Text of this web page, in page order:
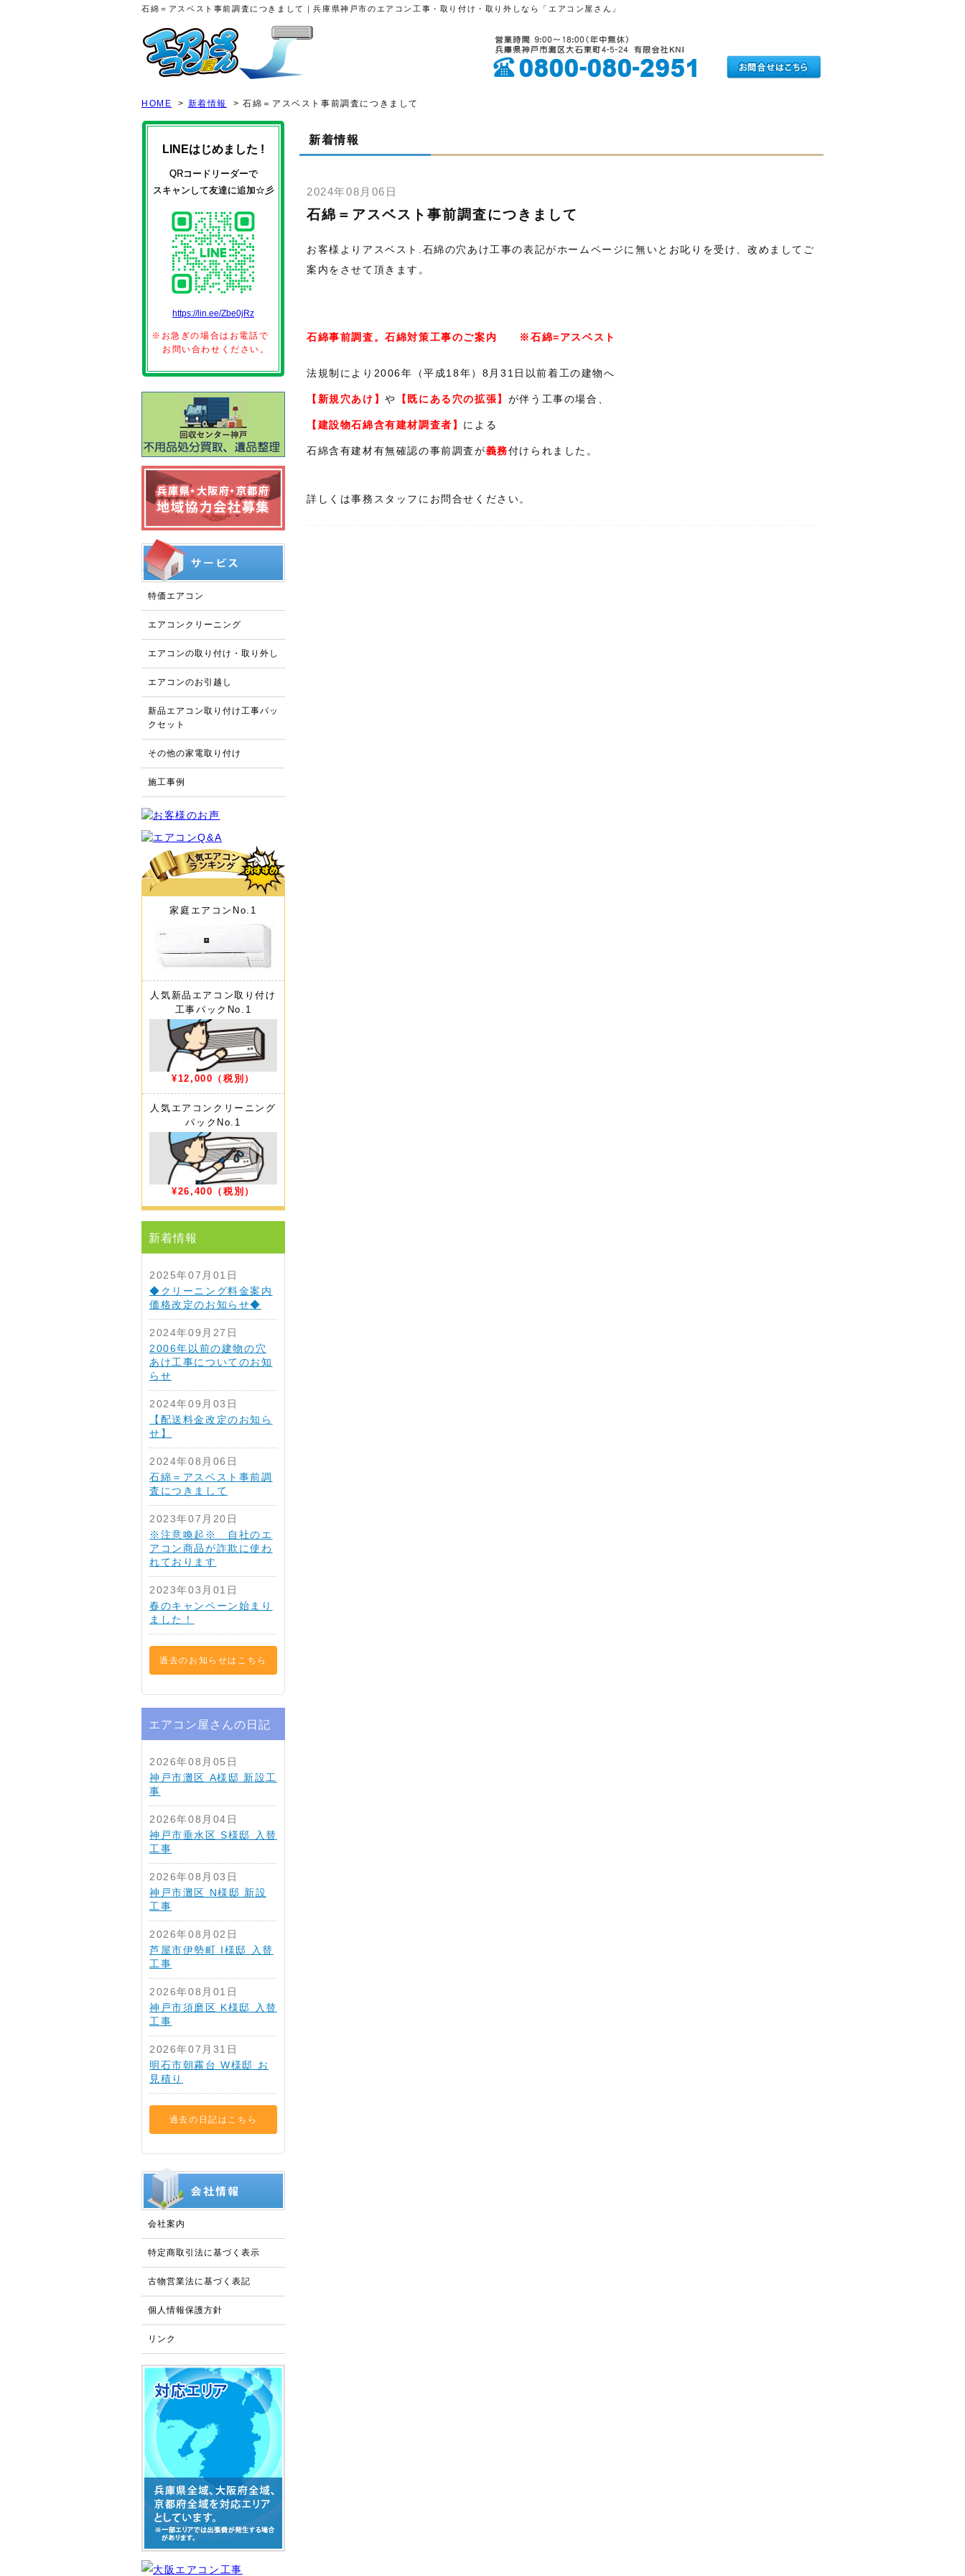
石綿＝アスベスト事前調査につきまして｜兵庫県神戸市のエアコン工事・取り付け・取り外しなら「エアコン屋さん」
HOME > 新着情報 > 石綿＝アスベスト事前調査につきまして
新着情報
2024年08月06日
石綿＝アスベスト事前調査につきまして
お客様よりアスベスト.石綿の穴あけ工事の表記がホームページに無いとお叱りを受け、改めましてご
案内をさせて頂きます。
石綿事前調査。石綿対策工事のご案内 ※石綿=アスベスト
法規制により2006年（平成18年）8月31日以前着工の建物へ
【新規穴あけ】や 【既にある穴の拡張】 が伴う工事の場合、
【建設物石綿含有建材調査者】 による
石綿含有建材有無確認の事前調査が義務付けられました。
詳しくは事務スタッフにお問合せください。
LINEはじめました !
QRコードリーダーで
スキャンして友達に追加☆彡
https://lin.ee/Zbe0jRz
※お急ぎの場合はお電話で
お問い合わせください。
特価エアコン
エアコンクリーニング
エアコンの取り付け・取り外し
エアコンのお引越し
新品エアコン取り付け工事パッ
クセット
その他の家電取り付け
施工事例
家庭エアコン No.1
人気新品エアコン取り付け
工事パック No.1
¥12,000 （税別）
人気エアコンクリーニング
パック No.1
¥26,400 （税別）
新着情報
2025年07月01日
◆クリーニング料金案内
価格改定のお知らせ◆
2024年09月27日
2006年以前の建物の穴
あけ工事についてのお知
らせ
2024年09月03日
【配送料金改定のお知ら
せ】
2024年08月06日
石綿＝アスベスト事前調
査につきまして
2023年07月20日
※注意喚起※ 自社のエ
アコン商品が詐欺に使わ
れております
2023年03月01日
春のキャンペーン始まり
ました！
過去のお知らせはこちら
エアコン屋さんの日記
2026年08月05日
神戸市灘区 A様邸 新設工
事
2026年08月04日
神戸市垂水区 S様邸 入替
工事
2026年08月03日
神戸市灘区 N様邸 新設
工事
2026年08月02日
芦屋市伊勢町 I様邸 入替
工事
2026年08月01日
神戸市須磨区 K様邸 入替
工事
2026年07月31日
明石市朝霧台 W様邸 お
見積り
過去の日記はこちら
会社案内
特定商取引法に基づく表示
古物営業法に基づく表記
個人情報保護方針
リンク